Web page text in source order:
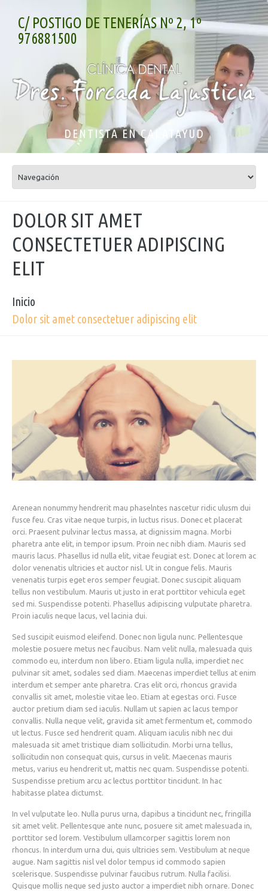
C/ POSTIGO DE TENERÍAS Nº 2, 1º
976881500
DENTISTA EN CALATAYUD
DOLOR SIT AMET
CONSECTETUER ADIPISCING
ELIT
Inicio
Dolor sit amet consectetuer adipiscing elit
Arenean nonummy hendrerit mau phaselntes nascetur ridic ulusm dui
fusce feu. Cras vitae neque turpis, in luctus risus. Donec et placerat
orci. Praesent pulvinar lectus massa, at dignissim magna. Morbi
pharetra ante elit, in tempor ipsum. Proin nec nibh diam. Mauris sed
mauris lacus. Phasellus id nulla elit, vitae feugiat est. Donec at lorem ac
dolor venenatis ultricies et auctor nisl. Ut in congue felis. Mauris
venenatis turpis eget eros semper feugiat. Donec suscipit aliquam
tellus non vestibulum. Mauris ut justo in erat porttitor vehicula eget
sed mi. Suspendisse potenti. Phasellus adipiscing vulputate pharetra.
Proin iaculis neque lacus, vel lacinia dui.
Sed suscipit euismod eleifend. Donec non ligula nunc. Pellentesque
molestie posuere metus nec faucibus. Nam velit nulla, malesuada quis
commodo eu, interdum non libero. Etiam ligula nulla, imperdiet nec
pulvinar sit amet, sodales sed diam. Maecenas imperdiet tellus at enim
interdum et semper ante pharetra. Cras elit orci, rhoncus gravida
convallis sit amet, molestie vitae leo. Etiam at egestas orci. Fusce
auctor pretium diam sed iaculis. Nullam ut sapien ac lacus tempor
convallis. Nulla neque velit, gravida sit amet fermentum et, commodo
ut lectus. Fusce sed hendrerit quam. Aliquam iaculis nibh nec dui
malesuada sit amet tristique diam sollicitudin. Morbi urna tellus,
sollicitudin non consequat quis, cursus in velit. Maecenas mauris
metus, varius eu hendrerit ut, mattis nec quam. Suspendisse potenti.
Suspendisse pretium arcu ac lectus porttitor tincidunt. In hac
habitasse platea dictumst.
In vel vulputate leo. Nulla purus urna, dapibus a tincidunt nec, fringilla
sit amet velit. Pellentesque ante nunc, posuere sit amet malesuada in,
porttitor sed lorem. Vestibulum ullamcorper sagittis lorem non
rhoncus. In interdum urna dui, quis ultricies sem. Vestibulum at neque
augue. Nam sagittis nisl vel dolor tempus id commodo sapien
scelerisque. Suspendisse pulvinar faucibus rutrum. Nulla facilisi.
Quisque mollis neque sed justo auctor a imperdiet nibh ornare. Donec